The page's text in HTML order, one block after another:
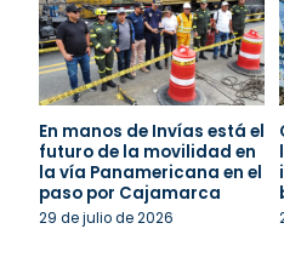
En manos de Invías está el
futuro de la movilidad en
la vía Panamericana en el
paso por Cajamarca
29 de julio de 2026